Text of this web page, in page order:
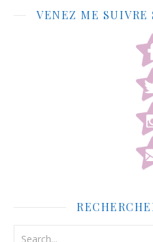
VENEZ ME SUIVRE